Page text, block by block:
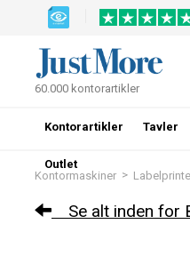
Kontormaskiner >
Se alt inden for
60.000 kontorartikler
Kontorartikler Tavler
Outlet